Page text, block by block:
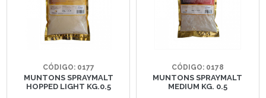
CÓDIGO: 0177
MUNTONS SPRAYMALT
HOPPED LIGHT KG.0.5
CÓDIGO: 0178
MUNTONS SPRAYMALT
MEDIUM KG. 0.5